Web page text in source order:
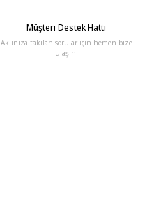
Müşteri Destek Hattı
Aklınıza takılan sorular için hemen bize
ulaşın!